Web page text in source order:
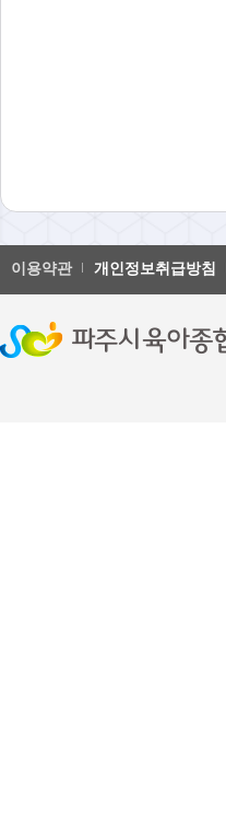
이용약관 개인정보취급방침